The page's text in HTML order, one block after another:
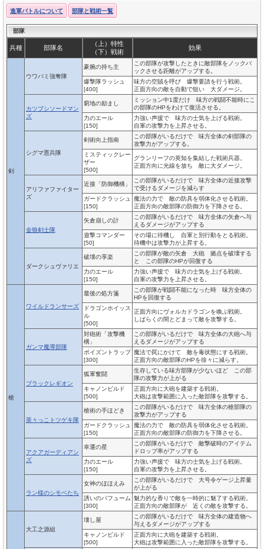
進軍バトルについて 部隊と戦術一覧
部隊
兵種 部隊名
（上）特性
（下）戦術
効果
剣
ウワバミ強奪隊
豪腕の持ち主
この部隊が攻撃したときに敵部隊をノックバ
ックさせる距離がアップする。
爆撃隊ラッシュ
[400]
味方の空賊を呼び 爆撃要請を行う戦術。
正面方向の敵を自動で狙い 大ダメージ。
カツブシソードマン
ズ
窮地の励まし
ミッション中1度だけ 味方の戦闘不能時にこ
の部隊のHPをわけて復活させる。
力のエール
[150]
力強い声援で 味方の士気を上げる戦術。
自軍の攻撃力を上昇させる。
シグマ憲兵隊
剣術向上指南
この部隊がいるだけで 味方全体の剣部隊の
攻撃力がアップする。
ミスティックレー
ザー
[500]
グランリーフの英知を集結した戦術兵器。
正面方向に光線を放ち 敵に大ダメージ。
アリファファイター
ズ
近接「防御機構」
この部隊がいるだけで 味方全体の近接攻撃
で受けるダメージを減らす
ガードクラッシュ
[150]
魔法の力で 敵の防具を弱体化させる戦術。
正面方向の敵部隊の防御力を下降させる。
金狼剣士隊
矢倉崩しの計
この部隊がいるだけで 味方全体の矢倉へ与
えるダメージがアップする
遊撃コマンダー
[50]
その場に待機し 自軍と別行動をとる戦術。
待機中は攻撃力が上昇する。
ダークシュヴァリエ
破壊の享楽
この部隊が敵の矢倉 大砲 拠点を破壊する
と この部隊のHPが回復する
力のエール
[150]
力強い声援で 味方の士気を上げる戦術。
自軍の攻撃力を上昇させる。
槍
ワイルドランサーズ
最後の処方箋
この部隊が戦闘不能になった時 味方全体の
HPを回復する
ドラゴンホイッス
ル
[500]
正面方向にヴォルカドラゴンを喚ぶ戦術。
しばらくの間とどまって敵を攻撃する。
ガンマ魔導部隊
対砲術「攻撃機
構」
この部隊がいるだけで 味方全体の大砲へ与
えるダメージがアップする
ポイズントラップ
[300]
魔法で罠にかけて 敵を毒状態にする戦術。
正面方向の敵部隊のHPを徐々に減らす。
ブラックレギオン
狐軍奮闘
生存している味方部隊が少ないほど この部
隊の攻撃力が上がる
キャノンビルド
[500]
正面方向に大砲を建築する戦術。
大砲は攻撃範囲に入った敵部隊を攻撃する。
茶々っこトツゲキ隊
槍術の手ほどき
この部隊がいるだけで 味方全体の槍部隊の
攻撃力がアップする
ガードクラッシュ
[150]
魔法の力で 敵の防具を弱体化させる戦術。
正面方向の敵部隊の防御力を下降させる。
アクアガーディアン
ズ
幸運の星
この部隊がいるだけで 敵撃破時のアイテム
ドロップ率がアップする
力のエール
[150]
力強い声援で 味方の士気を上げる戦術。
自軍の攻撃力を上昇させる。
ラン様のシモベたち
女神のほほえみ
この部隊がいるだけで 大号令ゲージ上昇量
が上がる
誘いのパフューム
[300]
魅力的な香りで敵を一時的に魅了する戦術。
正面方向の敵部隊が 近くの敵を攻撃する。
大工之源組
壊し屋
この部隊がいるだけで 味方全体の建造物へ
与えるダメージがアップする
キャノンビルド
[500]
正面方向に大砲を建築する戦術。
大砲は攻撃範囲に入った敵部隊を攻撃する。